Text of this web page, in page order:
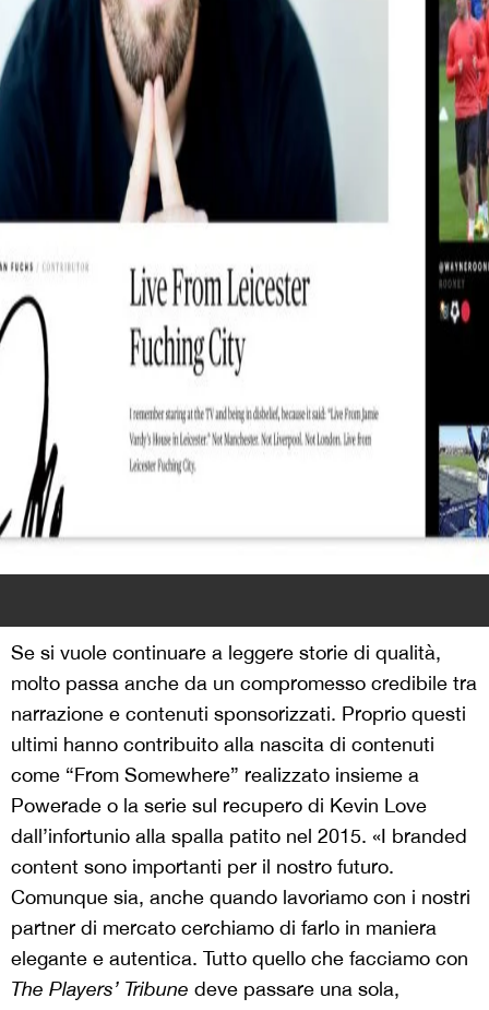
Se si vuole continuare a leggere storie di qualità,
molto passa anche da un compromesso credibile tra
narrazione e contenuti sponsorizzati. Proprio questi
ultimi hanno contribuito alla nascita di contenuti
come “From Somewhere” realizzato insieme a
Powerade o la serie sul recupero di Kevin Love
dall’infortunio alla spalla patito nel 2015. «I branded
content sono importanti per il nostro futuro.
Comunque sia, anche quando lavoriamo con i nostri
partner di mercato cerchiamo di farlo in maniera
elegante e autentica. Tutto quello che facciamo con
The Players’ Tribune deve passare una sola,